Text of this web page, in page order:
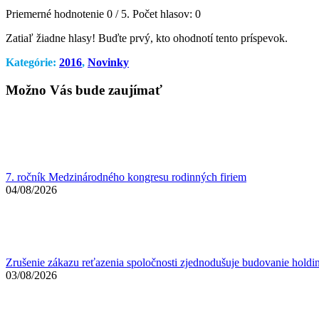
Priemerné hodnotenie 0 / 5. Počet hlasov: 0
Zatiaľ žiadne hlasy! Buďte prvý, kto ohodnotí tento príspevok.
Kategórie: 2016, Novinky
Možno Vás bude zaujímať
7. ročník Medzinárodného kongresu rodinných firiem
04/08/2026
Zrušenie zákazu reťazenia spoločnosti zjednodušuje budovanie
03/08/2026